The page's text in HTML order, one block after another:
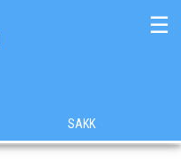
☰
SAKK